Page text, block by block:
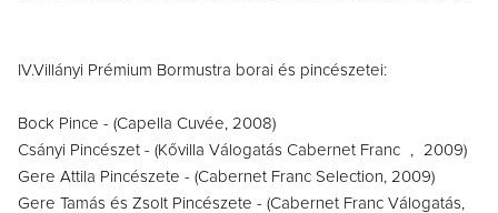
IV.Villányi Prémium Bormustra borai és pincészetei:
Bock Pince - (Capella Cuvée, 2008)
Csányi Pincészet - (Kővilla Válogatás Cabernet Franc , 2009)
Gere Attila Pincészete - (Cabernet Franc Selection, 2009)
Gere Tamás és Zsolt Pincészete - (Cabernet Franc Válogatás,